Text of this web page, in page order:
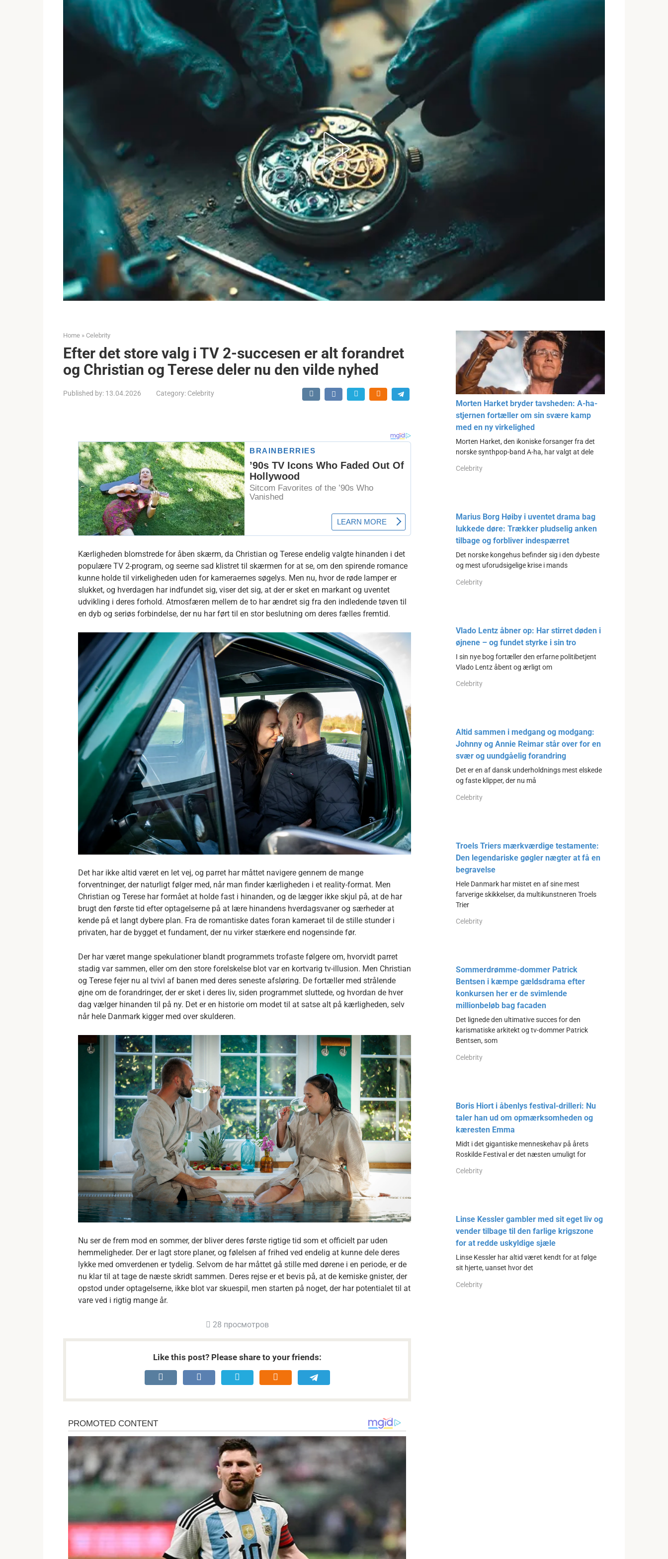
Home » Celebrity
Efter det store valg i TV 2-succesen er alt forandret
og Christian og Terese deler nu den vilde nyhed
Published by: 13.04.2026 Category: Celebrity
Kærligheden blomstrede for åben skærm, da Christian og Terese endelig valgte hinanden i det
populære TV 2-program, og seerne sad klistret til skærmen for at se, om den spirende romance
kunne holde til virkeligheden uden for kameraernes søgelys. Men nu, hvor de røde lamper er
slukket, og hverdagen har indfundet sig, viser det sig, at der er sket en markant og uventet
udvikling i deres forhold. Atmosfæren mellem de to har ændret sig fra den indledende tøven til
en dyb og seriøs forbindelse, der nu har ført til en stor beslutning om deres fælles fremtid.
Det har ikke altid været en let vej, og parret har måttet navigere gennem de mange
forventninger, der naturligt følger med, når man finder kærligheden i et reality-format. Men
Christian og Terese har formået at holde fast i hinanden, og de lægger ikke skjul på, at de har
brugt den første tid efter optagelserne på at lære hinandens hverdagsvaner og særheder at
kende på et langt dybere plan. Fra de romantiske dates foran kameraet til de stille stunder i
privaten, har de bygget et fundament, der nu virker stærkere end nogensinde før.
Der har været mange spekulationer blandt programmets trofaste følgere om, hvorvidt parret
stadig var sammen, eller om den store forelskelse blot var en kortvarig tv-illusion. Men Christian
og Terese fejer nu al tvivl af banen med deres seneste afsløring. De fortæller med strålende
øjne om de forandringer, der er sket i deres liv, siden programmet sluttede, og hvordan de hver
dag vælger hinanden til på ny. Det er en historie om modet til at satse alt på kærligheden, selv
når hele Danmark kigger med over skulderen.
Nu ser de frem mod en sommer, der bliver deres første rigtige tid som et officielt par uden
hemmeligheder. Der er lagt store planer, og følelsen af frihed ved endelig at kunne dele deres
lykke med omverdenen er tydelig. Selvom de har måttet gå stille med dørene i en periode, er de
nu klar til at tage de næste skridt sammen. Deres rejse er et bevis på, at de kemiske gnister, der
opstod under optagelserne, ikke blot var skuespil, men starten på noget, der har potentialet til at
vare ved i rigtig mange år.
28 просмотров
Like this post? Please share to your friends:
Morten Harket bryder tavsheden: A-ha-
stjernen fortæller om sin svære kamp
med en ny virkelighed
Morten Harket, den ikoniske forsanger fra det
norske synthpop-band A-ha, har valgt at dele
Celebrity
Marius Borg Høiby i uventet drama bag
lukkede døre: Trækker pludselig anken
tilbage og forbliver indespærret
Det norske kongehus befinder sig i den dybeste
og mest uforudsigelige krise i mands
Celebrity
Vlado Lentz åbner op: Har stirret døden i
øjnene – og fundet styrke i sin tro
I sin nye bog fortæller den erfarne politibetjent
Vlado Lentz åbent og ærligt om
Celebrity
Altid sammen i medgang og modgang:
Johnny og Annie Reimar står over for en
svær og uundgåelig forandring
Det er en af dansk underholdnings mest elskede
og faste klipper, der nu må
Celebrity
Troels Triers mærkværdige testamente:
Den legendariske gøgler nægter at få en
begravelse
Hele Danmark har mistet en af sine mest
farverige skikkelser, da multikunstneren Troels
Trier
Celebrity
Sommerdrømme-dommer Patrick
Bentsen i kæmpe gældsdrama efter
konkursen her er de svimlende
millionbeløb bag facaden
Det lignede den ultimative succes for den
karismatiske arkitekt og tv-dommer Patrick
Bentsen, som
Celebrity
Boris Hiort i åbenlys festival-drilleri: Nu
taler han ud om opmærksomheden og
kæresten Emma
Midt i det gigantiske menneskehav på årets
Roskilde Festival er det næsten umuligt for
Celebrity
Linse Kessler gambler med sit eget liv og
vender tilbage til den farlige krigszone
for at redde uskyldige sjæle
Linse Kessler har altid været kendt for at følge
sit hjerte, uanset hvor det
Celebrity